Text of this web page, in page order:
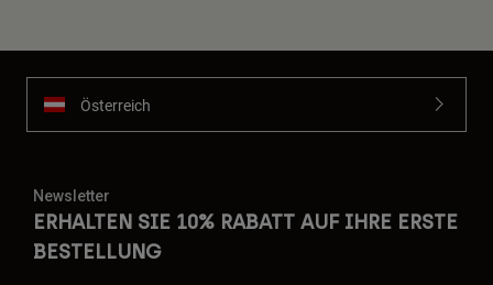
Österreich
Newsletter
ERHALTEN SIE 10% RABATT AUF IHRE ERSTE
BESTELLUNG